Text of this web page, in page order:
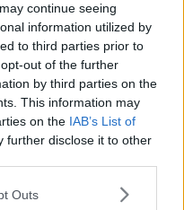
continue seeing
information utilized by
to third parties prior to
out of the further
by third parties on the
This information may
on the IAB’s List of
further disclose it to other
Outs
assegnato nuovo
dal Pisa
Carlo Taldo
posto giusto"